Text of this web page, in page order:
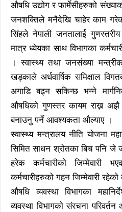
औषधि उद्योग र फार्मेसीहरुको
जनशक्तिले मनैदेखि चाहेर काम
सिंहले नेपाली जनतालाई
मात्र ध्येयका साथ विभागका
। स्वास्थ्य तथा जनसंख्या
खड्काले अर्धवार्षिक समिक्षाल
अगाडि बढ्न सकिन्छ भन्ने
औषधिको गुणस्तर कायम राख्न अझै
बनाउनु पर्ने आवश्यकता औल्याए ।
स्वास्थ्य मन्त्रालय नीति योजना
सिमित साधन श्रोतका बिच पनि जे
हरेक कर्मचारीको जिम्मेवारी
कर्मचारीहरुको गहन जिम्मेवारी रहेको
औषधि व्यवस्था विभागका
व्यवस्था विभागको संरचना